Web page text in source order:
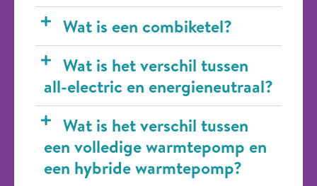
Wat is een combiketel?
Wat is het verschil tussen
all-electric en energieneutraal?
Wat is het verschil tussen
een volledige warmtepomp en
een hybride warmtepomp?